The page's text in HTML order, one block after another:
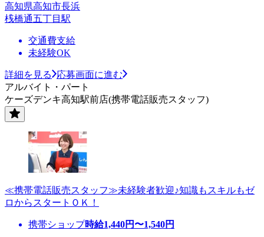
高知県高知市長浜
桟橋通五丁目駅
交通費支給
未経験OK
詳細を見る
応募画面に進む
アルバイト・パート
ケーズデンキ高知駅前店(携帯電話販売スタッフ)
≪携帯電話販売スタッフ≫未経験者歓迎♪知識もスキルもゼ
ロからスタートＯＫ！
携帯ショップ時給1,440円〜1,540円